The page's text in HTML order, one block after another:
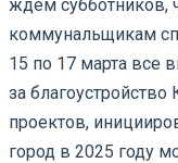
ждём
коммунальщикам
15 по 17 марта все
за
проектов,
город в 2025 году